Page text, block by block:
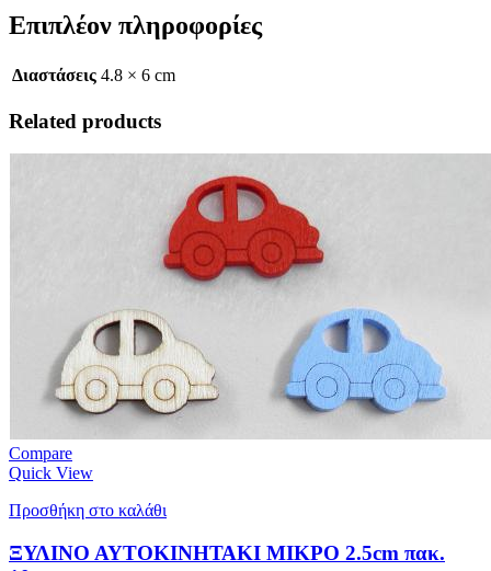
Επιπλέον πληροφορίες
Διαστάσεις 4.8 × 6 cm
Related products
Compare
Quick View
Προσθήκη στο καλάθι
ΞΥΛΙΝΟ ΑΥΤΟΚΙΝΗΤΑΚΙ ΜΙΚΡΟ 2.5cm πακ.